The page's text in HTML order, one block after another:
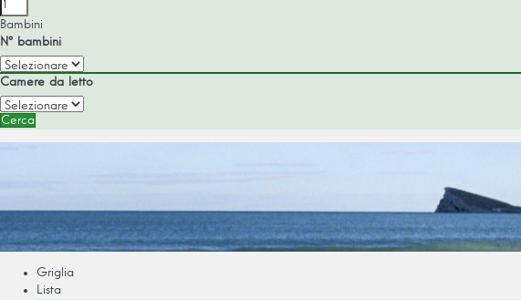
Bambini
Nº bambini
Camere da letto
Cerca
Griglia
Lista